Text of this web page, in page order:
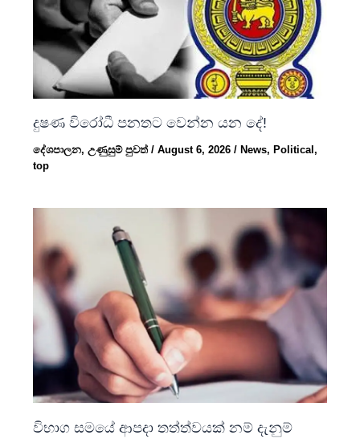
දුෂණ විරෝධී පනතට වෙන්න යන දේ!
දේශපාලන,උණුසුම් පුවත්/August 6, 2026/ News, Political,
top
විභාග සමයේ ආපදා තත්ත්වයක් නම් දැනුම්